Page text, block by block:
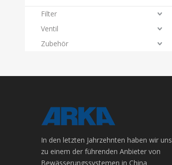
Filter
Ventil
Zubehör
In den letzten Jahrzehnten haben wir uns
zu einem der führenden Anbieter von
Bewässerungssystemen in China